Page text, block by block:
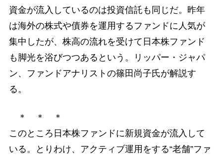
資金が流入しているのは投資信託も同じだ。昨年
は海外の株式や債券を運用するファンドに人気が
集中したが、株高の流れを受けて日本株ファンド
も脚光を浴びつつあるという。リッパー・ジャパ
ン、ファンドアナリストの篠田尚子氏が解説す
る。
＊ ＊ ＊
このところ日本株ファンドに新規資金が流入して
いる。とりわけ、アクティブ運用をする“老舗”ファ